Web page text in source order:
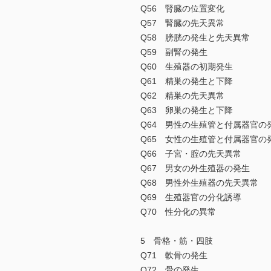
Q56 腎臓の位置変化
Q57 腎臓の先天異常
Q58 膀胱の発生と先天異常
Q59 副腎の発生
Q60 生殖器の初期発生
Q61 精巣の発生と下降
Q62 精巣の先天異常
Q63 卵巣の発生と下降
Q64 男性の生殖管と付属器官の
Q65 女性の生殖管と付属器官の
Q66 子宮・腟の先天異常
Q67 男女の外生殖器の発生
Q68 男性外生殖器の先天異常
Q69 生殖器官の分化誘導
Q70 性分化の異常
5 骨格・筋・四肢
Q71 軟骨の発生